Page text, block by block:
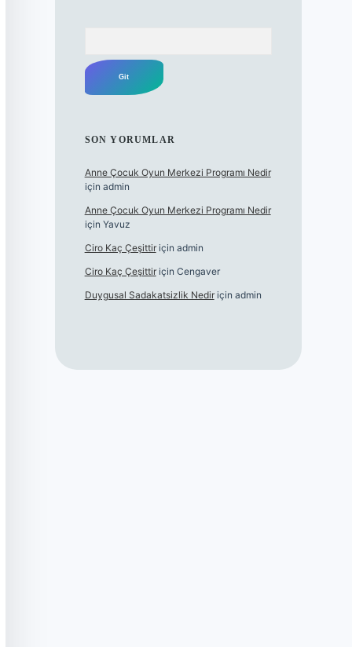
SON YORUMLAR
Anne Çocuk Oyun Merkezi Programı Nedir
için admin
Anne Çocuk Oyun Merkezi Programı Nedir
için Yavuz
Ciro Kaç Çeşittiriçin admin
Ciro Kaç Çeşittiriçin Cengaver
Duygusal Sadakatsizlik Nediriçin admin